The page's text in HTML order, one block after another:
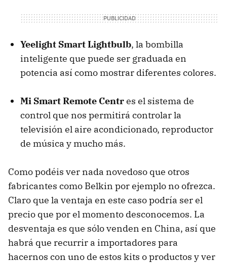
Yeelight Smart Lightbulb, la bombilla
inteligente que puede ser graduada en
potencia así como mostrar diferentes colores.
Mi Smart Remote Centres el sistema de
control que nos permitirá controlar la
televisión el aire acondicionado, reproductor
de música y mucho más.
Como podéis ver nada novedoso que otros
fabricantes como Belkin por ejemplo no ofrezca.
Claro que la ventaja en este caso podría ser el
precio que por el momento desconocemos. La
desventaja es que sólo venden en China, así que
habrá que recurrir a importadores para
hacernos con uno de estos kits o productos y ver